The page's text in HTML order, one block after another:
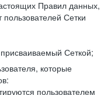
Правил данных,
Сетки
Сеткой;
которые
пользователем